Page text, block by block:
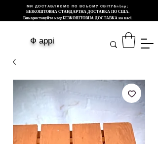
МИ ДОСТАВЛЯЄМО ПО ВСЬОМУ СВІТУ&nbsp;
БЕЗКОШТОВНА СТАНДАРТНА ДОСТАВКА ПО США.
Використовуйте код: БЕЗКОШТОВНА ДОСТАВКА на касі.
Ф аррі